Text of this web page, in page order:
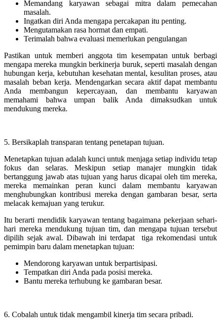
Memandang karyawan sebagai mitra dalam pemecahan
masalah.
Ingatkan diri Anda mengapa percakapan itu penting.
Mengutamakan rasa hormat dan empati.
Terimalah bahwa evaluasi memerlukan pengulangan
Pastikan untuk memberi anggota tim kesempatan untuk berbagi
mengapa mereka mungkin berkinerja buruk, seperti masalah dengan
hubungan kerja, kebutuhan kesehatan mental, kesulitan proses, atau
masalah beban kerja. Mendengarkan secara aktif dapat membantu
Anda membangun kepercayaan, dan membantu karyawan
memahami bahwa umpan balik Anda dimaksudkan untuk
mendukung mereka.
5. Bersikaplah transparan tentang penetapan tujuan.
Menetapkan tujuan adalah kunci untuk menjaga setiap individu tetap
fokus dan selaras. Meskipun setiap manajer mungkin tidak
bertanggung jawab atas tujuan yang harus dicapai oleh tim mereka,
mereka memainkan peran kunci dalam membantu karyawan
menghubungkan kontribusi mereka dengan gambaran besar, serta
melacak kemajuan yang terukur.
Itu berarti mendidik karyawan tentang bagaimana pekerjaan sehari-
hari mereka mendukung tujuan tim, dan mengapa tujuan tersebut
dipilih sejak awal. Dibawah ini terdapat tiga rekomendasi untuk
pemimpin baru dalam menetapkan tujuan:
Mendorong karyawan untuk berpartisipasi.
Tempatkan diri Anda pada posisi mereka.
Bantu mereka terhubung ke gambaran besar.
6. Cobalah untuk tidak mengambil kinerja tim secara pribadi.